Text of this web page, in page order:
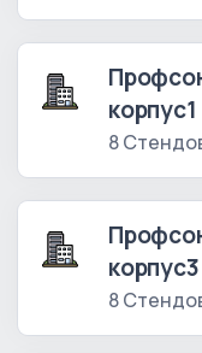
корпус1
8
корпус3
8